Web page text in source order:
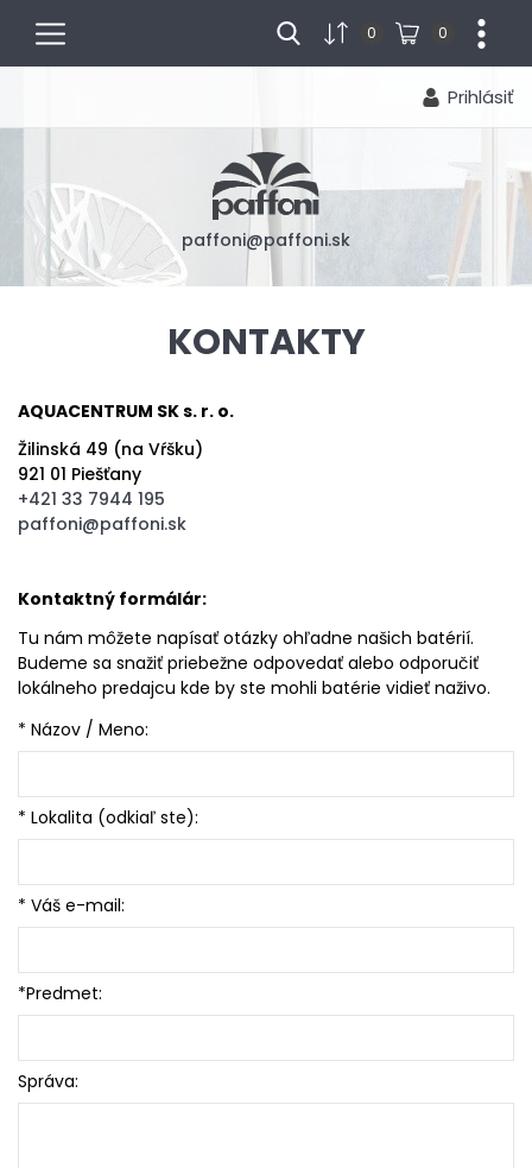
Prihlásiť
paffoni@paffoni.sk
menu 0 0
KONTAKTY
AQUACENTRUM SK s. r. o.
Žilinská 49 (na Vŕšku)
921 01 Piešťany
+421 33 7944 195
paffoni@paffoni.sk
Kontaktný formálár:
Tu nám môžete napísať otázky ohľadne našich batérií.
Budeme sa snažiť priebežne odpovedať alebo odporučiť
lokálneho predajcu kde by ste mohli batérie vidieť naživo.
* Názov / Meno:
* Lokalita (odkiaľ ste):
* Váš e-mail:
*Predmet:
Správa: